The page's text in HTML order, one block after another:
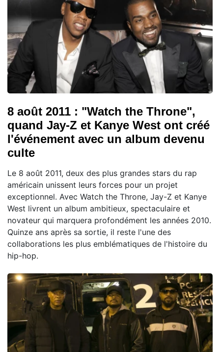
8 août 2011 : "Watch the Throne",
quand Jay-Z et Kanye West ont créé
l'événement avec un album devenu
culte
Le 8 août 2011, deux des plus grandes stars du rap
américain unissent leurs forces pour un projet
exceptionnel. Avec Watch the Throne, Jay-Z et Kanye
West livrent un album ambitieux, spectaculaire et
novateur qui marquera profondément les années 2010.
Quinze ans après sa sortie, il reste l'une des
collaborations les plus emblématiques de l'histoire du
hip-hop.